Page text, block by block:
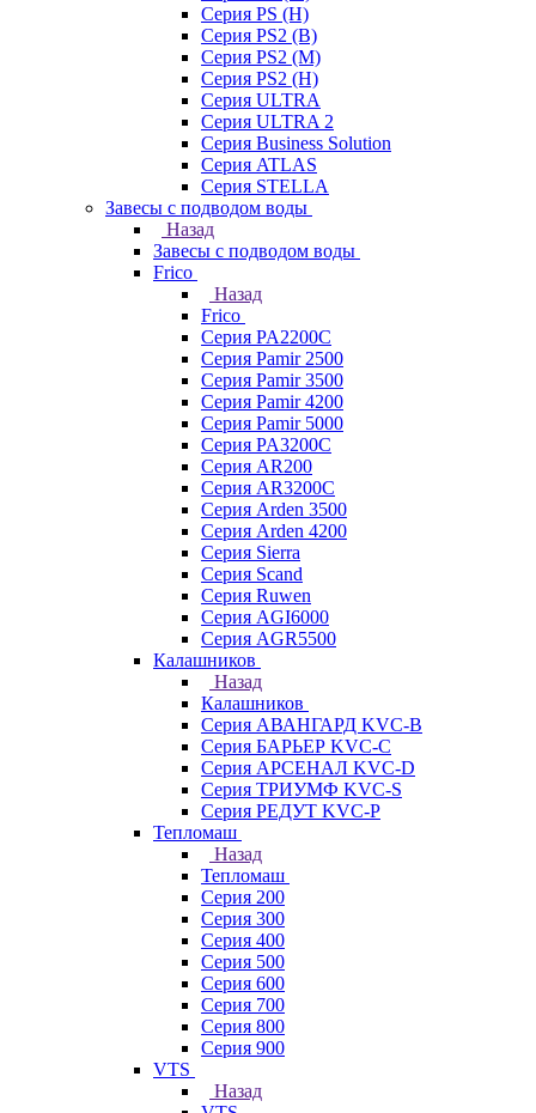
Серия PS (H)
Серия PS2 (B)
Серия PS2 (M)
Серия PS2 (H)
Серия ULTRA
Серия ULTRA 2
Серия Business Solution
Серия ATLAS
Серия STELLA
Завесы с подводом воды
Назад
Завесы с подводом воды
Frico
Назад
Frico
Серия PA2200C
Серия Pamir 2500
Серия Pamir 3500
Серия Pamir 4200
Серия Pamir 5000
Серия PA3200C
Серия AR200
Серия AR3200C
Серия Arden 3500
Серия Arden 4200
Серия Sierra
Серия Scand
Серия Ruwen
Серия AGI6000
Серия AGR5500
Калашников
Назад
Калашников
Серия АВАНГАРД KVC-B
Серия БАРЬЕР KVC-C
Серия АРСЕНАЛ KVC-D
Серия ТРИУМФ KVC-S
Серия РЕДУТ KVC-P
Тепломаш
Назад
Тепломаш
Серия 200
Серия 300
Серия 400
Серия 500
Серия 600
Серия 700
Серия 800
Серия 900
VTS
Назад